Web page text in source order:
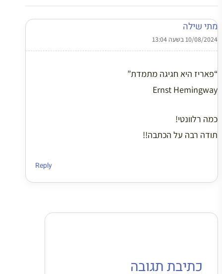
מתי שילה
10/08/2024 בשעה 13:04
“פאריז היא חגיגה מתמדת”
Ernst Hemingway
כמה רלוונטי!
תודה רבה על הכתבה!!
Reply
כתיבת תגובה